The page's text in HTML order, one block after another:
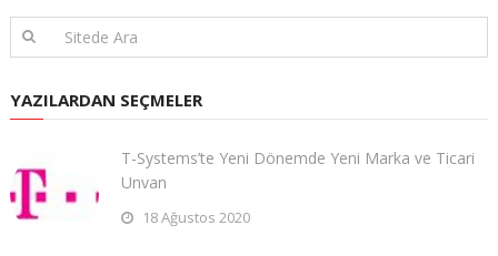
YAZILARDAN SEÇMELER
T-Systems’te Yeni Dönemde Yeni Marka ve Ticari
Unvan
18 Ağustos 2020